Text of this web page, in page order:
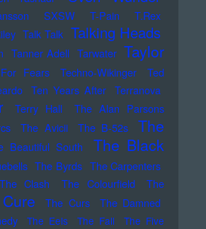
SXSW T-Pain
T.Rex
Talk Talk Talking Heads
Tanner Adell Tarwater Taylor
Fears Techno-Wikinger
Ted
Ten Years After Terranova
Terry Hall
The Alan Parsons
The Avicii The B-52s
The
Beautiful South
The Black
The Byrds The Carpenters
The Clash The Colourfield
The
The Curs
The Damned
The Eels The Fall
The Five